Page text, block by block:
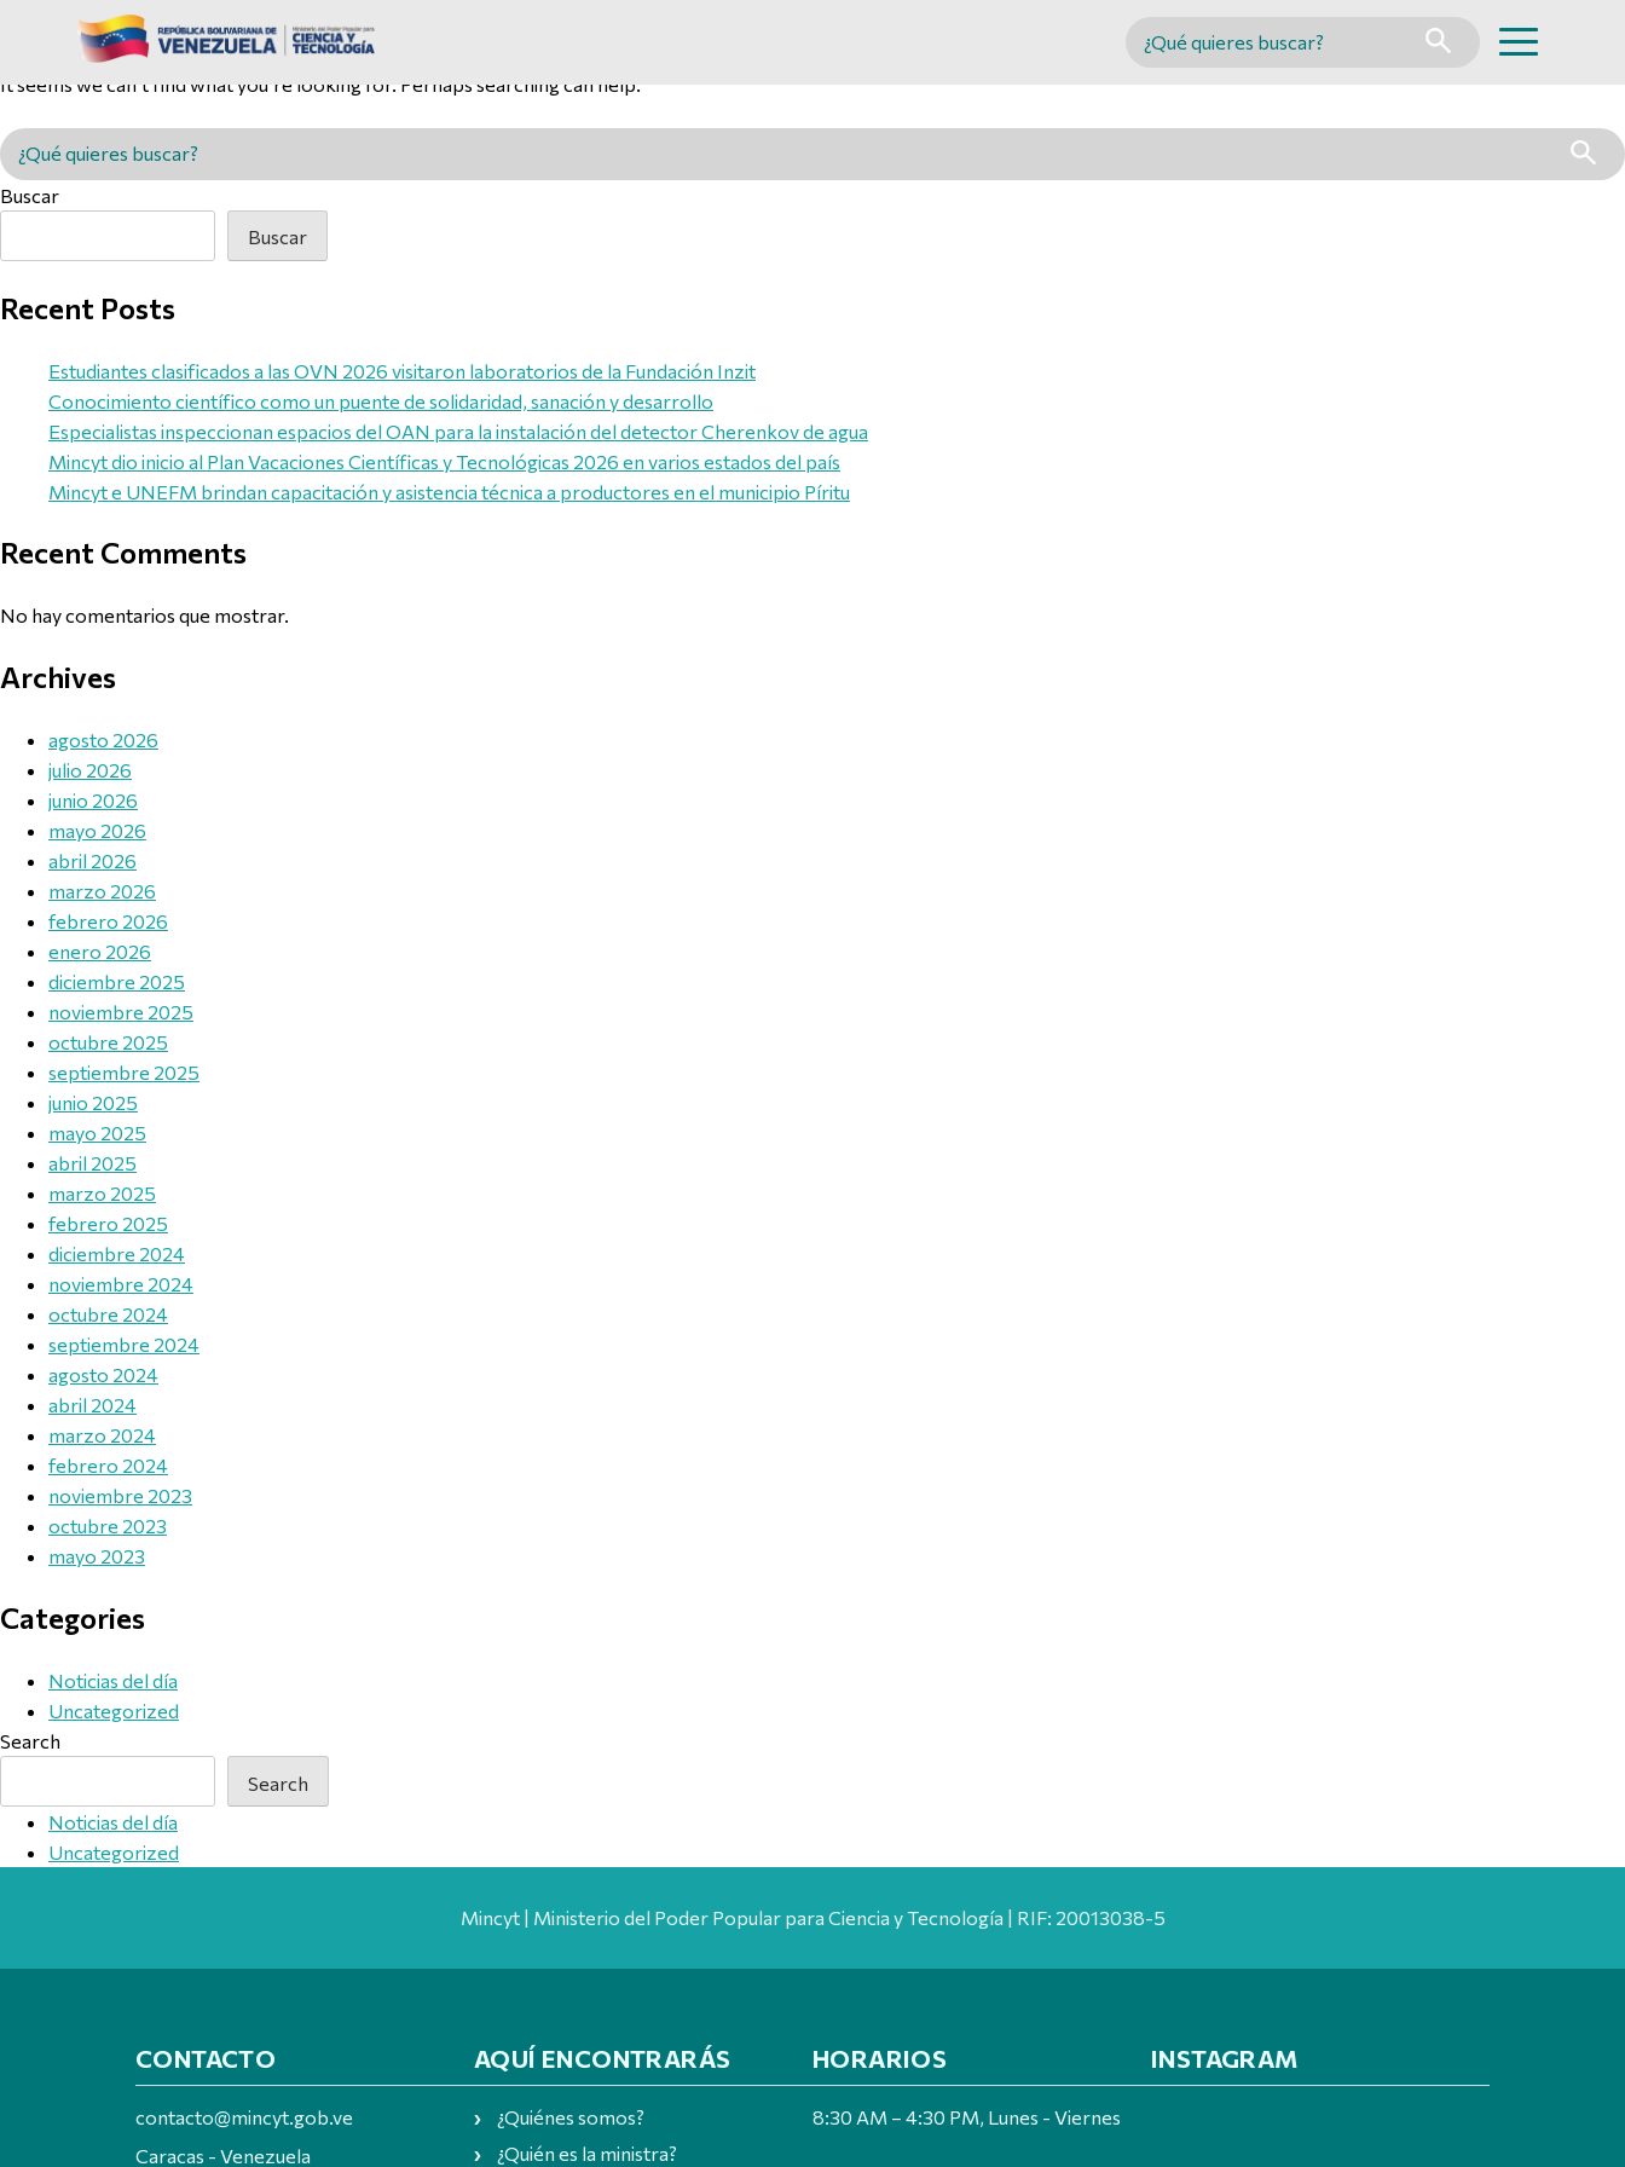
Buscar en MINCYT
Nothing Found
It seems we can’t find what you’re looking for. Perhaps searching can help.
Buscar en MINCYT
Buscar
Buscar
Recent Posts
Estudiantes clasificados a las OVN 2026 visitaron laboratorios de la Fundación Inzit
Conocimiento científico como un puente de solidaridad, sanación y desarrollo
Especialistas inspeccionan espacios del OAN para la instalación del detector Cherenkov de agua
Mincyt dio inicio al Plan Vacaciones Científicas y Tecnológicas 2026 en varios estados del país
Mincyt e UNEFM brindan capacitación y asistencia técnica a productores en el municipio Píritu
Recent Comments
No hay comentarios que mostrar.
Archives
agosto 2026
julio 2026
junio 2026
mayo 2026
abril 2026
marzo 2026
febrero 2026
enero 2026
diciembre 2025
noviembre 2025
octubre 2025
septiembre 2025
junio 2025
mayo 2025
abril 2025
marzo 2025
febrero 2025
diciembre 2024
noviembre 2024
octubre 2024
septiembre 2024
agosto 2024
abril 2024
marzo 2024
febrero 2024
noviembre 2023
octubre 2023
mayo 2023
Categories
Noticias del día
Uncategorized
Search
Search
Noticias del día
Uncategorized
Mincyt | Ministerio del Poder Popular para Ciencia y Tecnología | RIF: 20013038-5
CONTACTO
contacto@mincyt.gob.ve
Caracas - Venezuela
AQUÍ ENCONTRARÁS
¿Quiénes somos?
¿Quién es la ministra?
HORARIOS
8:30 AM – 4:30 PM, Lunes - Viernes
INSTAGRAM